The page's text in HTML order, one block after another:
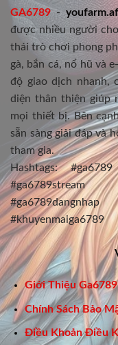
GA6789 -
được nhiều người
thái trò chơi phong
gà, bắn cá, nổ hũ và
độ giao dịch nhanh,
diện thân thiện giúp
mọi thiết bị. Bên
sẵn sàng giải đáp và
tham gia.
Hashtags:
#khuyenmaiga6789
Giới Thiệu Ga6789
Chính Sách Bảo
Điều Khoản Điều